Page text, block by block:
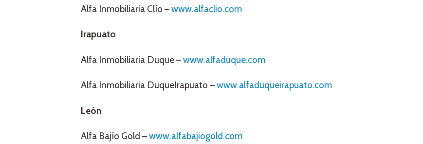
Alfa Inmobiliaria Clío –www.alfaclio.com
Irapuato
Alfa Inmobiliaria Duque –www.alfaduque.com
Alfa Inmobiliaria DuqueIrapuato –www.alfaduqueirapuato.com
León
Alfa Bajío Gold –www.alfabajiogold.com